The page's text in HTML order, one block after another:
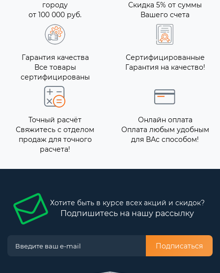
городу
от 100 000 руб.
Скидка 5% от суммы
Вашего счета
Гарантия качества
Все товары
сертифицированы
Сертифицированные
Гарантия на качество!
Точный расчёт
Свяжитесь с отделом
продаж для точного
расчета!
Онлайн оплата
Оплата любым удобным
для ВАс способом!
Хотите быть в курсе всех акций и скидок?
Подпишитесь на нашу рассылку
Подписаться